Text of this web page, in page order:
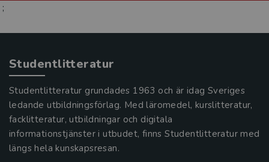
;
Studentlitteratur
Studentlitteratur grundades 1963 och är idag Sveriges
ledande utbildningsförlag. Med läromedel, kurslitteratur,
facklitteratur, utbildningar och digitala
informationstjänster i utbudet, finns Studentlitteratur med
längs hela kunskapsresan.